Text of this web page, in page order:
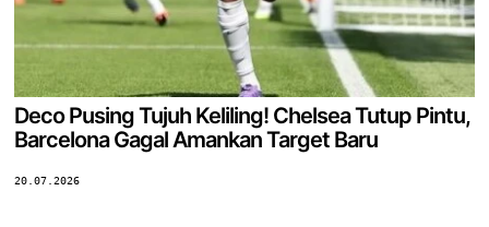
Deco Pusing Tujuh Keliling! Chelsea Tutup Pintu,
Barcelona Gagal Amankan Target Baru
20.07.2026